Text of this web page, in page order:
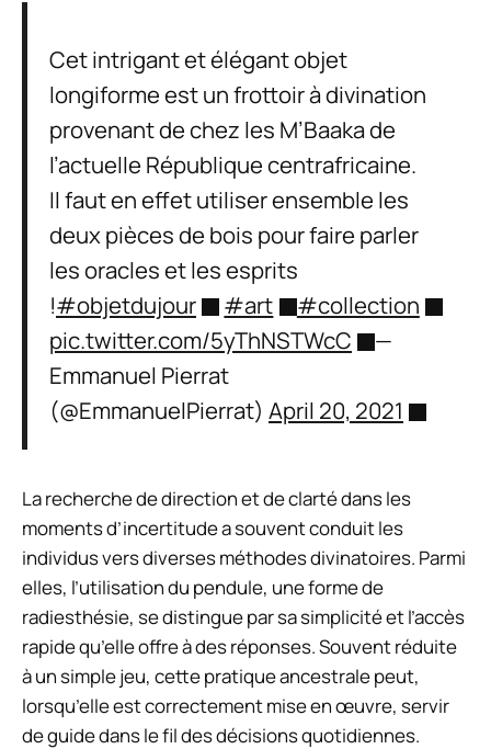
Cet intrigant et élégant objet
longiforme est un frottoir à divination
provenant de chez les M’Baaka de
l’actuelle République centrafricaine.
Il faut en effet utiliser ensemble les
deux pièces de bois pour faire parler
les oracles et les esprits
!#objetdujour #art
#collection
pic.twitter.com/5yThNSTWcC
—
Emmanuel Pierrat
(@EmmanuelPierrat) April 20, 2021
La recherche de direction et de clarté dans les
moments d’incertitude a souvent conduit les
individus vers diverses méthodes divinatoires. Parmi
elles, l’utilisation du pendule, une forme de
radiesthésie, se distingue par sa simplicité et l’accès
rapide qu’elle offre à des réponses. Souvent réduite
à un simple jeu, cette pratique ancestrale peut,
lorsqu’elle est correctement mise en œuvre, servir
de guide dans le fil des décisions quotidiennes.